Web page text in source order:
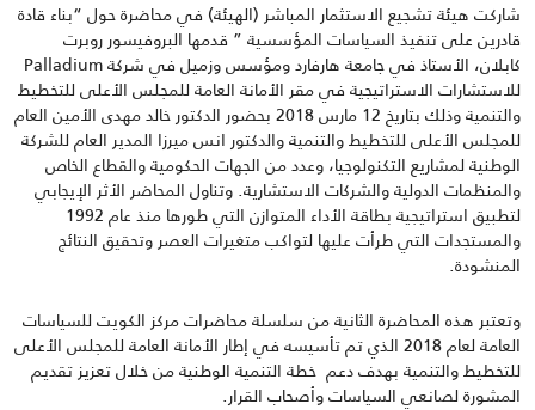
شاركت هيئة تشجيع الاستثمار المباشر (الهيئة) في محاضرة حول “بناء قادة
قادرين على تنفيذ السياسات المؤسسية ” قدمها البروفيسور روبرت
كابلان، الأستاذ في جامعة هارفارد ومؤسس وزميل في شركة Palladium
للاستشارات الاستراتيجية في مقر الأمانة العامة للمجلس الأعلى للتخطيط
والتنمية وذلك بتاريخ 12 مارس 2018 بحضور الدكتور خالد مهدى الأمين العام
للمجلس الأعلى للتخطيط والتنمية والدكتور انس ميرزا المدير العام للشركة
الوطنية لمشاريع التكنولوجيا، وعدد من الجهات الحكومية والقطاع الخاص
والمنظمات الدولية والشركات الاستشارية. وتناول المحاضر الأثر الإيجابي
لتطبيق استراتيجية بطاقة الأداء المتوازن التي طورها منذ عام 1992
والمستجدات التي طرأت عليها لتواكب متغيرات العصر وتحقيق النتائج
المنشودة.
وتعتبر هذه المحاضرة الثانية من سلسلة محاضرات مركز الكويت للسياسات
العامة لعام 2018 الذي تم تأسيسه في إطار الأمانة العامة للمجلس الأعلى
للتخطيط والتنمية بهدف دعم خطة التنمية الوطنية من خلال تعزيز تقديم
المشورة لصانعي السياسات وأصحاب القرار.